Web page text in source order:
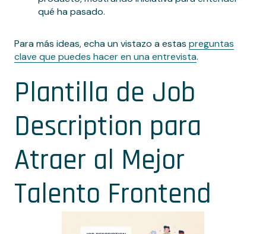
qué ha pasado.
Para más ideas, echa un vistazo a estas preguntas
clave que puedes hacer en una entrevista.
Plantilla de Job
Description para
Atraer al Mejor
Talento Frontend